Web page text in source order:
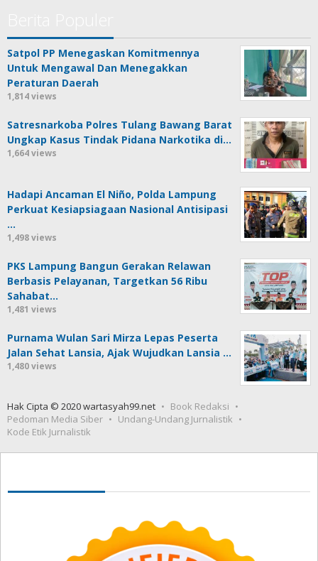
Satpol PP Menegaskan Komitmennya
Untuk Mengawal Dan Menegakkan
Peraturan Daerah
1,814 views
Satresnarkoba Polres Tulang Bawang Barat
Ungkap Kasus Tindak Pidana Narkotika di…
1,664 views
Hadapi Ancaman El Niño, Polda Lampung
Perkuat Kesiapsiagaan Nasional Antisipasi
…
1,498 views
PKS Lampung Bangun Gerakan Relawan
Berbasis Pelayanan, Targetkan 56 Ribu
Sahabat…
1,481 views
Purnama Wulan Sari Mirza Lepas Peserta
Jalan Sehat Lansia, Ajak Wujudkan Lansia …
1,480 views
Hak Cipta © 2020 wartasyah99.net
Book Redaksi
Pedoman Media Siber
Undang-Undang Jurnalistik
Kode Etik Jurnalistik